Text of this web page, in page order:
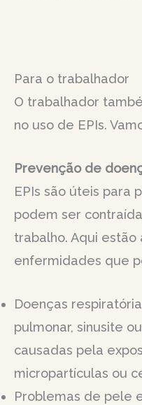
Para o trabalhador
O trabalhador
no uso de EPIs.
Prevenção de
EPIs são úteis para
podem ser
trabalho. Aqui
enfermidades que
Doenças
pulmonar, sinusite
causadas pela
micropartículas ou
Problemas de pele